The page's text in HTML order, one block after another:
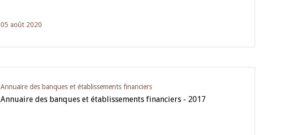
05 août 2020
Annuaire des banques et établissements financiers
Annuaire des banques et établissements financiers - 2017